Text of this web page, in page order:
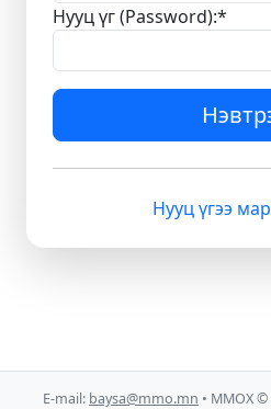
Нууц үг (Password):*
Нууц үгээ
E-mail: baysa@mmo.mn • ММОХ ©